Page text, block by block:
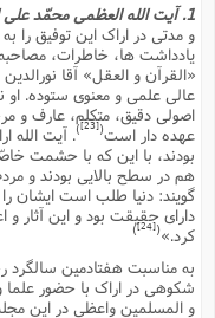
1. آیت الله العظمى محمّد على اراکى:
و مدتى در اراک این توفیق را
یادداشت ها، خاطرات، مصاحبه
«القرآن و العقل» آقا
عالى علمى و معنوى ستوده. او
اصولى دقیق، متکلم، عارف و
عهده دار است(
[23]
). آیت الله
بودند، با این که با حشمت
هم در سطح بالایى بودند و
گویند: دنیا طلب است ایشان
داراى حقیقت بود و این آثار و
کرد.»(
[24]
)
به مناسبت هفتادمین سالگرد
شکوهى در اراک با حضور علما
و المسلمین واعظى در این